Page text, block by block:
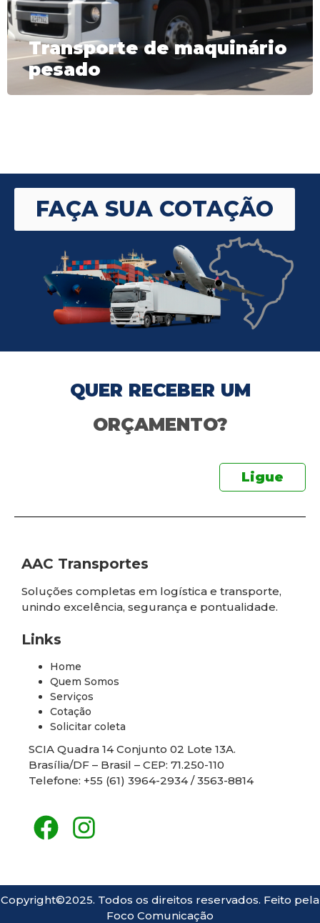
Transporte de maquinário
pesado
correias, travas e cordas.
FAÇA SUA COTAÇÃO
QUER RECEBER UM
ORÇAMENTO?
Ligue
AAC Transportes
Soluções completas em logística e transporte,
unindo excelência, segurança e pontualidade.
Links
Home
Quem Somos
Serviços
Cotação
Solicitar coleta
SCIA Quadra 14 Conjunto 02 Lote 13A.
Brasília/DF – Brasil – CEP: 71.250-110
Telefone: +55 (61) 3964-2934 / 3563-8814
Copyright©2025. Todos os direitos reservados. Feito pela
Foco Comunicação